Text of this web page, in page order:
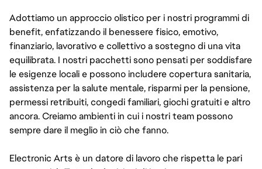
Adottiamo un approccio olistico per i nostri programmi di
benefit, enfatizzando il benessere fisico, emotivo,
finanziario, lavorativo e collettivo a sostegno di una vita
equilibrata. I nostri pacchetti sono pensati per soddisfare
le esigenze locali e possono includere copertura sanitaria,
assistenza per la salute mentale, risparmi per la pensione,
permessi retribuiti, congedi familiari, giochi gratuiti e altro
ancora. Creiamo ambienti in cui i nostri team possono
sempre dare il meglio in ciò che fanno.
Electronic Arts è un datore di lavoro che rispetta le pari